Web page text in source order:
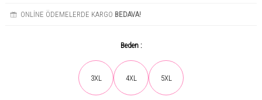
ONLİNE ÖDEMELERDE KARGO BEDAVA!
Beden :
3XL 4XL 5XL
Son gün içerisinde 841 kişi tarafından incelendi!